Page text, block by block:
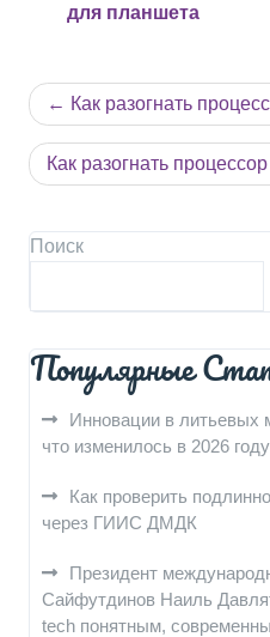
для планшета
Навигация
по
записям
Как разогнать
Как разогнать
Поиск
Популярные
Инновации в литьевых
что изменилось в 2026 году
Как проверить
через ГИИС ДМДК
Президент
Сайфутдинов Наиль
tech понятным,